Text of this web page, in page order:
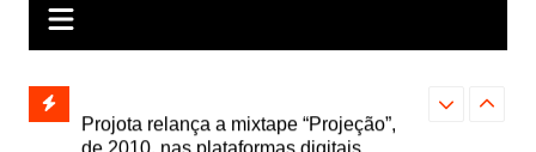
e abre
autoral,
de 2010, nas plataformas digitais
Farofa